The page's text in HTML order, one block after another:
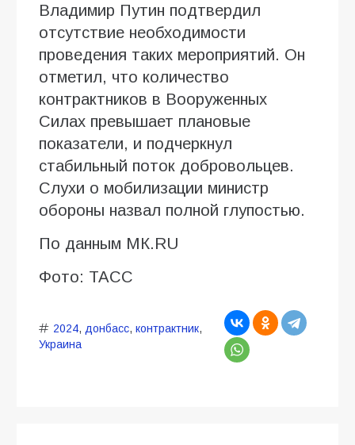
Владимир Путин подтвердил
отсутствие необходимости
проведения таких мероприятий. Он
отметил, что количество
контрактников в Вооруженных
Силах превышает плановые
показатели, и подчеркнул
стабильный поток добровольцев.
Слухи о мобилизации министр
обороны назвал полной глупостью.
По данным МК.RU
Фото: ТАСС
2024, донбасс, контрактник,
Украина